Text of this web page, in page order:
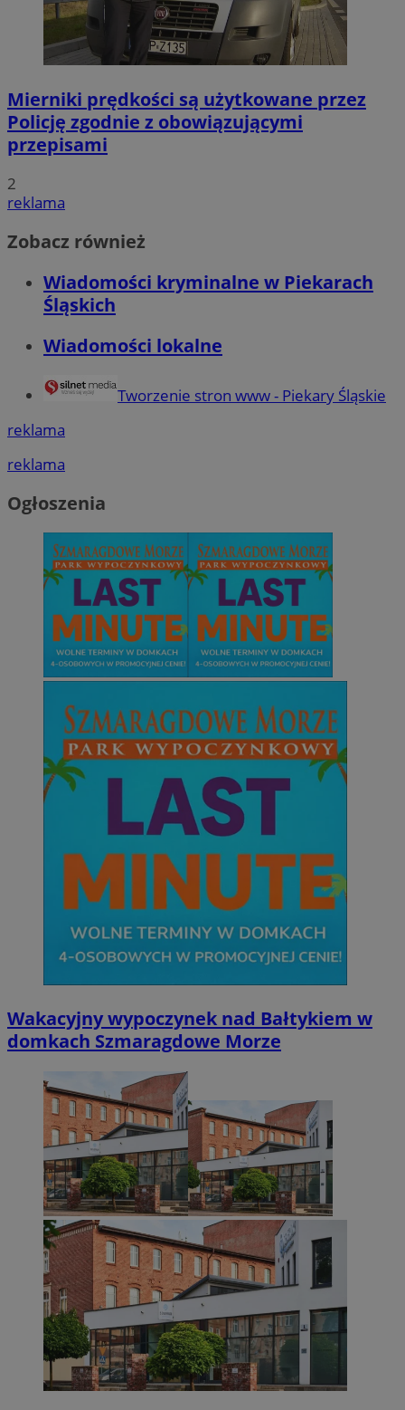
Mierniki prędkości są użytkowane przez
Policję zgodnie z obowiązującymi
przepisami
2
reklama
Zobacz również
Wiadomości kryminalne w Piekarach
Śląskich
Wiadomości lokalne
Tworzenie stron www - Piekary Śląskie
reklama
reklama
Ogłoszenia
Wakacyjny wypoczynek nad Bałtykiem w
domkach Szmaragdowe Morze